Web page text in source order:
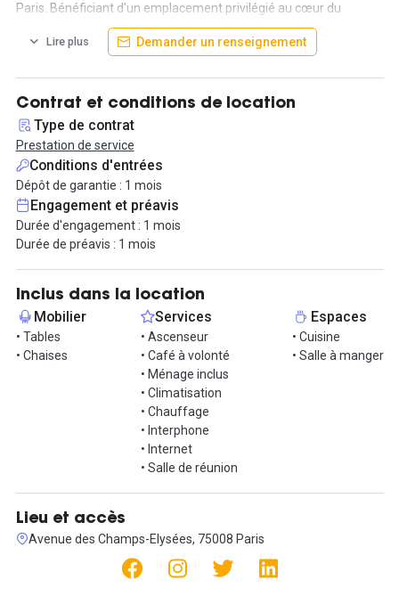
Paris. Bénéficiant d'un emplacement privilégié au cœur du
quartier des Champs-Élysées, cet espace de 57m² offre un
environnement de travail exceptionnellement confortable et
Les bureaux ont été entièrement rénovés et sont dotés d'un
mobilier neuf, chaque poste est équipé d'un standing desk
électrique à mémoire et de fauteuils ergonomiques pour
favoriser votre productivité et votre bien-être. Les bureaux sont
équipés de connexions Wi-Fi et de prises RJ45 pour garantir une
connectivité optimale.
Une salle de réunion est mise à votre disposition ainsi qu'une
kitchenette équipée.
Le quartier des Champs-Élysées est l'un des quartiers les plus
emblématiques et animés de Paris. Vous bénéficierez d'un
environnement dynamique et inspirant pour votre travail
quotidien.
Pour vous rendre à cet espace en transport en commun, vous
aurez plusieurs options : les stations Franklin D. Roosevelt (lignes
1 et 9) et George V (ligne 1) sont situées à proximité immédiate,
facilitant vos déplacements dans toute la ville, plusieurs lignes de
bus desservent la zone, ou encore des stations de vélo en libre-
service sont également présentes à proximité.
Le forfait mensuel pour chaque postes de travail s'élève à
550€/mois, incluant toutes les charges telles que l'électricité,
l'internet, le ménage et le café.
Ne manquez pas cette occasion unique de travailler dans un
environnement professionnel de haute qualité au cœur des
Lire plus Demander un renseignement
Contrat et conditions de location
Type de contrat
Prestation de service
Conditions d'entrées
Dépôt de garantie : 1 mois
Engagement et préavis
Durée d'engagement : 1 mois
Durée de préavis : 1 mois
Inclus dans la location
Mobilier
• Tables
• Chaises
Services
• Ascenseur
• Café à volonté
• Ménage inclus
• Climatisation
• Chauffage
• Interphone
• Internet
• Salle de réunion
Espaces
• Cuisine
• Salle à manger
Lieu et accès
Avenue des Champs-Elysées, 75008 Paris